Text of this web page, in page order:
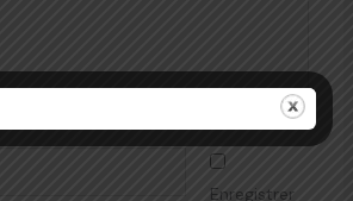
Enregistrer